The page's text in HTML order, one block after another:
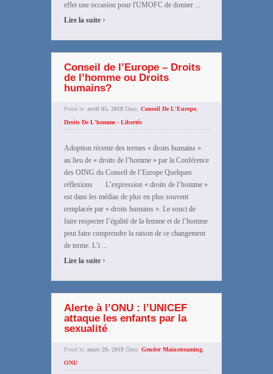
effet une occasion pour l'UMOFC de donner ...
Lire la suite ›
Conseil de l’Europe – Droits
de l’homme ou Droits
humains?
Posté le: avril 05, 2018 Dans: Conseil De L'Europe,
Droits De L'homme - Libertés
Adoption récente des termes « droits humains »
au lieu de « droits de l’homme » par la Conférence
des OING du Conseil de l’Europe Quelques
réflexions L’expression « droits de l’homme »
est dans les médias de plus en plus souvent
remplacée par « droits humains ». Le souci de
faire respecter l’égalité de la femme et de l’homme
peut faire comprendre la raison de ce changement
de terme. L’i ...
Lire la suite ›
Alerte à l’ONU : l’UNICEF
attaque les enfants par la
sexualité
Posté le: mars 20, 2018 Dans: Gender Mainstreaming,
ONU